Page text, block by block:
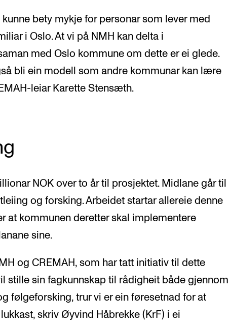
bety mykje for personar som lever med
i Oslo. At vi på NMH kan delta i
med Oslo kommune om dette er ei glede.
bli ein modell som andre kommunar kan lære
leiar Karette Stensæth.
NOK over to år til prosjektet. Midlane går til
og forsking. Arbeidet startar allereie denne
at kommunen deretter skal implementere
sine.
og CREMAH, som har tatt initiativ til dette
stille sin fagkunnskap til rådigheit både gjennom
følgeforsking, trur vi er ein føresetnad for at
skriv Øyvind Håbrekke (KrF) i ei